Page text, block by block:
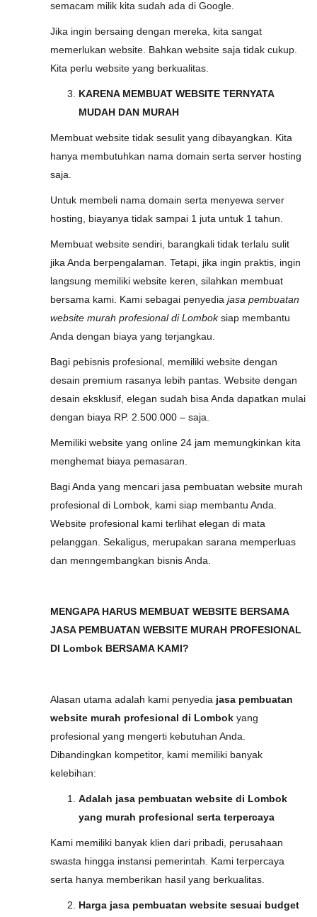
semacam milik kita sudah ada di Google.
Jika ingin bersaing dengan mereka, kita sangat
memerlukan website. Bahkan website saja tidak cukup.
Kita perlu website yang berkualitas.
KARENA MEMBUAT WEBSITE TERNYATA
MUDAH DAN MURAH
Membuat website tidak sesulit yang dibayangkan. Kita
hanya membutuhkan nama domain serta server hosting
saja.
Untuk membeli nama domain serta menyewa server
hosting, biayanya tidak sampai 1 juta untuk 1 tahun.
Membuat website sendiri, barangkali tidak terlalu sulit
jika Anda berpengalaman. Tetapi, jika ingin praktis, ingin
langsung memiliki website keren, silahkan membuat
bersama kami. Kami sebagai penyedia jasa pembuatan
website murah profesional di Lomboksiap membantu
Anda dengan biaya yang terjangkau.
Bagi pebisnis profesional, memiliki website dengan
desain premium rasanya lebih pantas. Website dengan
desain eksklusif, elegan sudah bisa Anda dapatkan mulai
dengan biaya RP. 2.500.000 – saja.
Memiliki website yang online 24 jam memungkinkan kita
menghemat biaya pemasaran.
Bagi Anda yang mencari jasa pembuatan website murah
profesional di Lombok, kami siap membantu Anda.
Website profesional kami terlihat elegan di mata
pelanggan. Sekaligus, merupakan sarana memperluas
dan menngembangkan bisnis Anda.
MENGAPA HARUS MEMBUAT WEBSITE BERSAMA
JASA PEMBUATAN WEBSITE MURAH PROFESIONAL
DI Lombok BERSAMA KAMI?
Alasan utama adalah kami penyedia jasa pembuatan
website murah profesional di Lombok yang
profesional yang mengerti kebutuhan Anda.
Dibandingkan kompetitor, kami memiliki banyak
kelebihan:
Adalah jasa pembuatan website di Lombok
yang murah profesional serta terpercaya
Kami memiliki banyak klien dari pribadi, perusahaan
swasta hingga instansi pemerintah. Kami terpercaya
serta hanya memberikan hasil yang berkualitas.
Harga jasa pembuatan website sesuai budget